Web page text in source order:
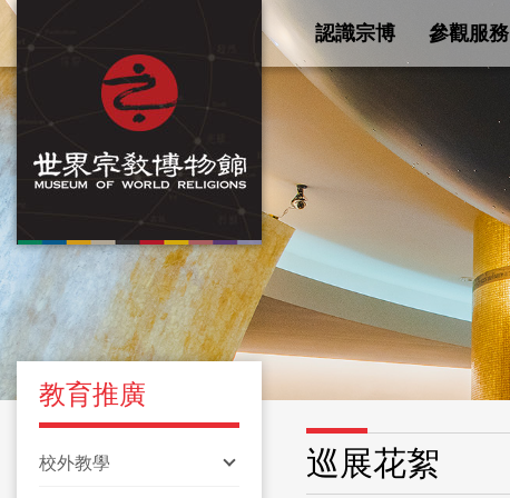
認識宗博 參觀服務
教育推廣
校外教學 巡展花絮